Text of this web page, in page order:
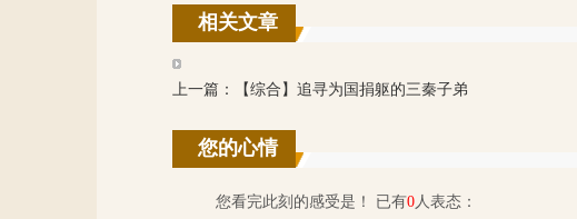
相关文章
上一篇： 【综合】追寻为国捐躯的三秦子弟
您的心情
您看完此刻的感受是！ 已有0人表态：